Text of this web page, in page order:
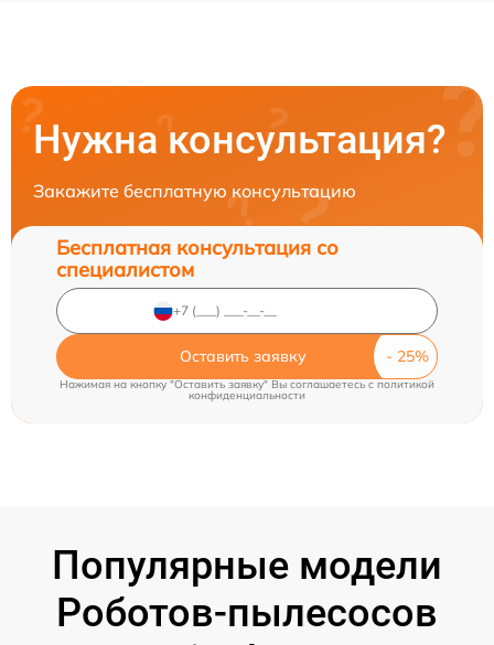
Нужна консультация?
Закажите бесплатную консультацию
Бесплатная консультация со
специалистом
Оставить заявку
Нажимая на кнопку "Оставить заявку" Вы соглашаетесь cполитикой
конфиденциальности
Популярные модели
Роботов-пылесосов